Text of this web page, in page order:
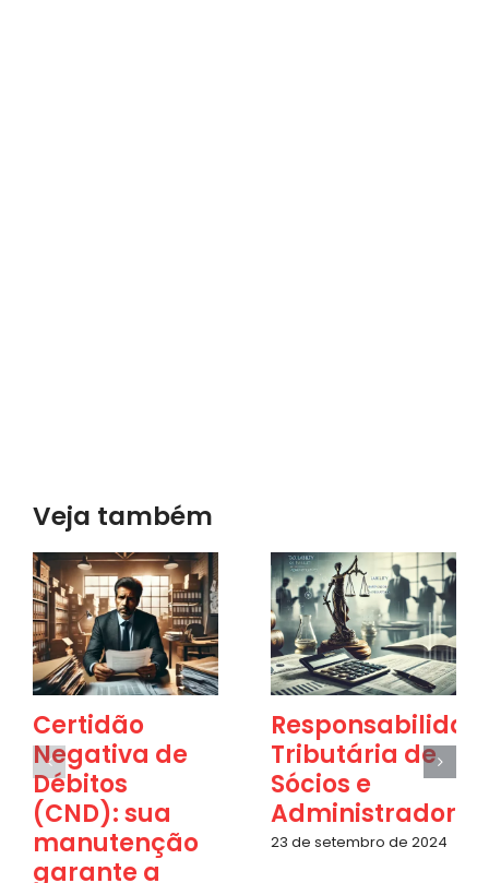
Veja também
Certidão
Negativa de
Débitos
(CND): sua
manutenção
garante a
Tributária de
Sócios e
Administradores
23 de setembro de 2024